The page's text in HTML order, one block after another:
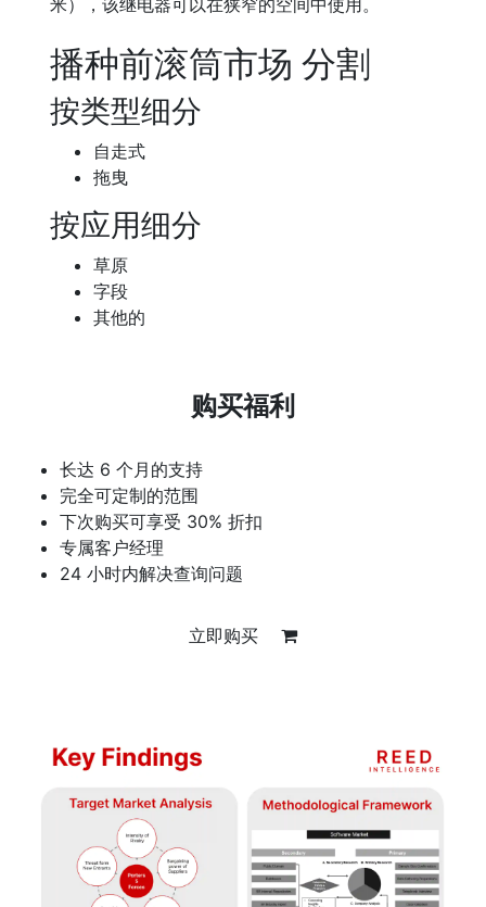
播种前滚筒市场 分割
按类型细分
自走式
拖曳
按应用细分
草原
字段
其他的
购买福利
长达 6 个月的支持
完全可定制的范围
下次购买可享受 30% 折扣
专属客户经理
24 小时内解决查询问题
立即购买